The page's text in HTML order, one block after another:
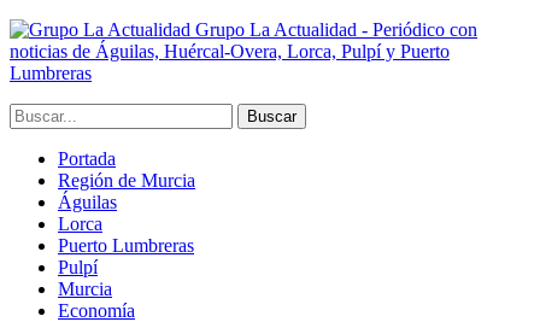
Grupo La Actualidad - Periódico con
noticias de Águilas, Huércal-Overa, Lorca, Pulpí y Puerto
Lumbreras
Portada
Región de Murcia
Águilas
Lorca
Puerto Lumbreras
Pulpí
Murcia
Economía